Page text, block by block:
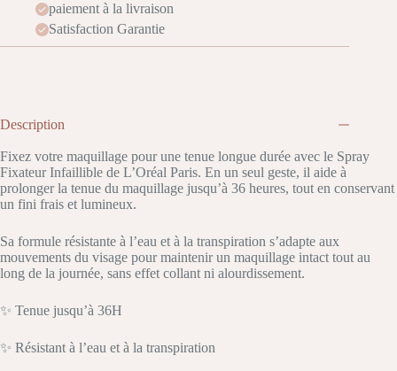
paiement à la livraison
Satisfaction Garantie
Description
Fixez votre maquillage pour une tenue longue durée avec le Spray
Fixateur Infaillible de L’Oréal Paris. En un seul geste, il aide à
prolonger la tenue du maquillage jusqu’à 36 heures, tout en conservant
un fini frais et lumineux.
Sa formule résistante à l’eau et à la transpiration s’adapte aux
mouvements du visage pour maintenir un maquillage intact tout au
long de la journée, sans effet collant ni alourdissement.
✨ Tenue jusqu’à 36H
✨ Résistant à l’eau et à la transpiration